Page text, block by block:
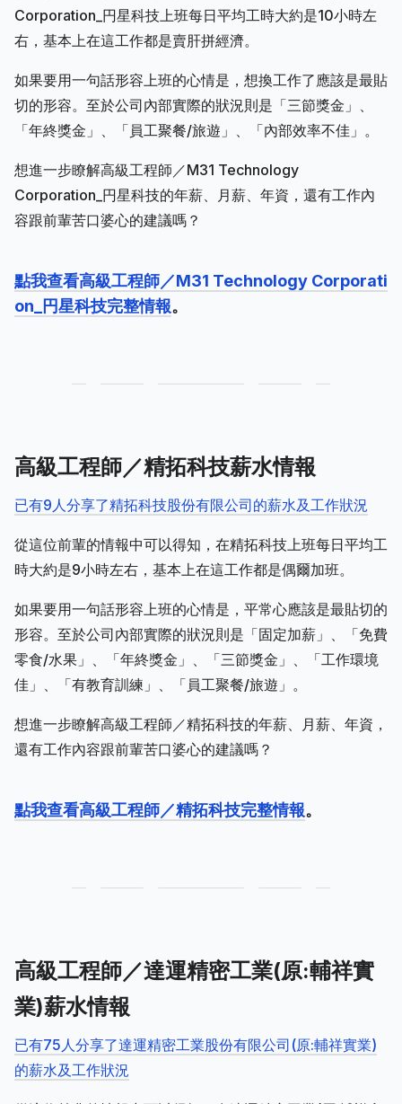
Corporation_円星科技上班每日平均工時大約是10小時左
右，基本上在這工作都是賣肝拼經濟。
如果要用一句話形容上班的心情是，想換工作了應該是最貼
切的形容。至於公司內部實際的狀況則是「三節獎金」、
「年終獎金」、「員工聚餐/旅遊」、「內部效率不佳」。
想進一步瞭解高級工程師／M31 Technology
Corporation_円星科技的年薪、月薪、年資，還有工作內
容跟前輩苦口婆心的建議嗎？
點我查看高級工程師／M31 Technology Corporati
on_円星科技完整情報。
高級工程師／精拓科技薪水情報
已有9人分享了精拓科技股份有限公司的薪水及工作狀況
從這位前輩的情報中可以得知，在精拓科技上班每日平均工
時大約是9小時左右，基本上在這工作都是偶爾加班。
如果要用一句話形容上班的心情是，平常心應該是最貼切的
形容。至於公司內部實際的狀況則是「固定加薪」、「免費
零食/水果」、「年終獎金」、「三節獎金」、「工作環境
佳」、「有教育訓練」、「員工聚餐/旅遊」。
想進一步瞭解高級工程師／精拓科技的年薪、月薪、年資，
還有工作內容跟前輩苦口婆心的建議嗎？
點我查看高級工程師／精拓科技完整情報。
高級工程師／達運精密工業(原:輔祥實
業)薪水情報
已有75人分享了達運精密工業股份有限公司(原:輔祥實業)
的薪水及工作狀況